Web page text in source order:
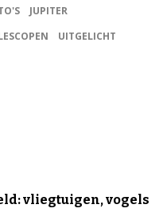
JUPITER
UITGELICHT
vliegtuigen, vogels